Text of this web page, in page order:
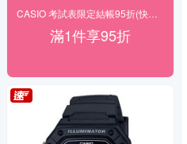
滿1件享95折